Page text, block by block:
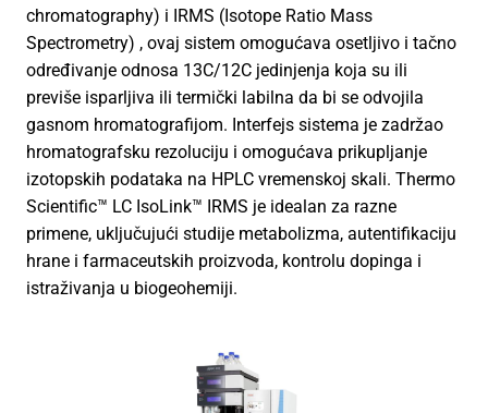
chromatography) i IRMS (Isotope Ratio Mass
Spectrometry) , ovaj sistem omogućava osetljivo i tačno
određivanje odnosa 13C/12C jedinjenja koja su ili
previše isparljiva ili termički labilna da bi se odvojila
gasnom hromatografijom. Interfejs sistema je zadržao
hromatografsku rezoluciju i omogućava prikupljanje
izotopskih podataka na HPLC vremenskoj skali. Thermo
Scientific™ LC IsoLink™ IRMS je idealan za razne
primene, uključujući studije metabolizma, autentifikaciju
hrane i farmaceutskih proizvoda, kontrolu dopinga i
istraživanja u biogeohemiji.